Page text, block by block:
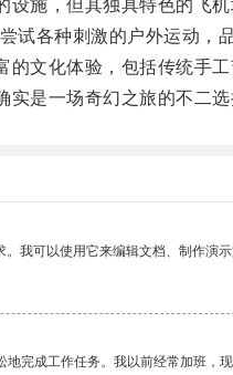
施，但其独具特色的飞机
各种刺激的户外运动，品
文化体验，包括传统手工
是一场奇幻之旅的不二选
我可以使用它来编辑文档、制作演示
完成工作任务。我以前经常加班，